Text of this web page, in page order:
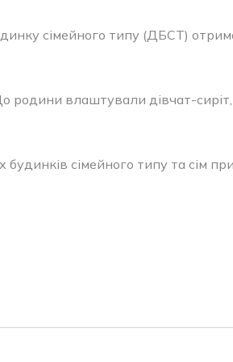
сімейного типу (ДБСТ)
родини влаштували дівчат-
сімейного типу та сім